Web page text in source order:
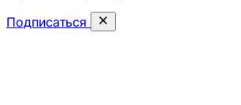
Подписаться